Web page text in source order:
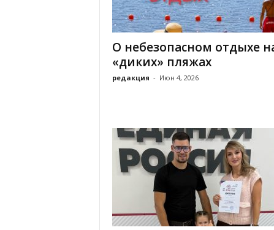
О небезопасном отдыхе
«диких» пляжах
редакция - Июн 4, 2026